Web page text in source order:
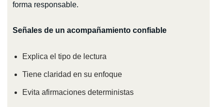
forma responsable.
Señales de un acompañamiento confiable
Explica el tipo de lectura
Tiene claridad en su enfoque
Evita afirmaciones deterministas